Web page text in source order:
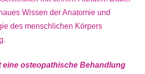
Wissen der Anatomie und
des menschlichen Körpers
eine osteopathische Behandlung